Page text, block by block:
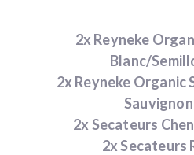
2x Reyneke
Blanc/
2x Reyneke Organic
2x Secateurs
2x Secateurs